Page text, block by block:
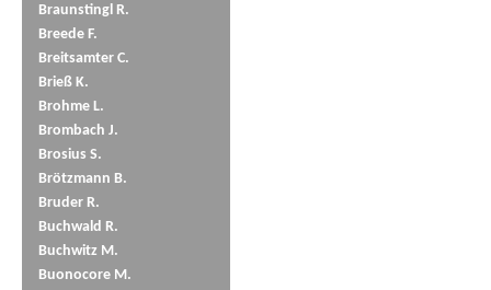
Braunstingl R.
Breede F.
Breitsamter C.
Brieß K.
Brohme L.
Brombach J.
Brosius S.
Brötzmann B.
Bruder R.
Buchwald R.
Buchwitz M.
Buonocore M.